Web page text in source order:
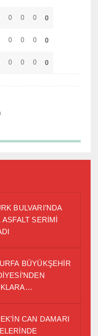
0 0 0 0
0 0 0 0
0 0 0 0
BULVARI’NDA
ASFALT SERİMİ
BÜYÜKŞEHİR
CAN DAMARI